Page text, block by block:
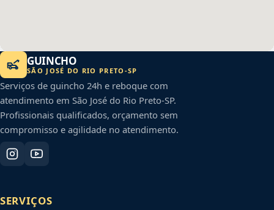
GUINCHO
SÃO JOSÉ DO RIO PRETO -SP
Serviços de guincho 24h e reboque com
atendimento em São José do Rio Preto-SP.
Profissionais qualificados, orçamento sem
compromisso e agilidade no atendimento.
SERVIÇOS